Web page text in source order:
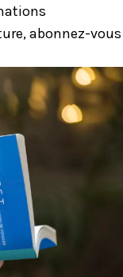
abonnez-vous